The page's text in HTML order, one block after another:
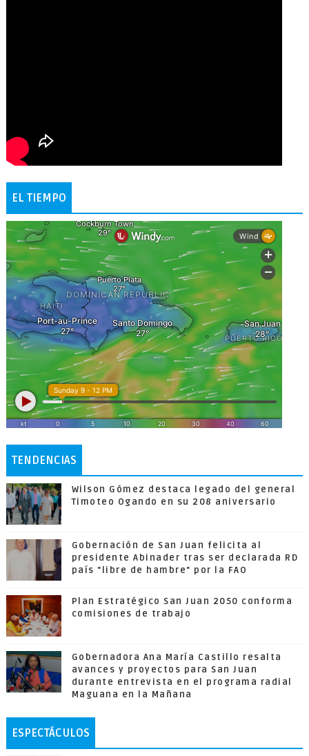
EL TIEMPO
TENDENCIAS
Wilson Gómez destaca legado del general
Timoteo Ogando en su 208 aniversario
Gobernación de San Juan felicita al
presidente Abinader tras ser declarada RD
país "libre de hambre" por la FAO
Plan Estratégico San Juan 2050 conforma
comisiones de trabajo
Gobernadora Ana María Castillo resalta
avances y proyectos para San Juan
durante entrevista en el programa radial
Maguana en la Mañana
ESPECTÁCULOS